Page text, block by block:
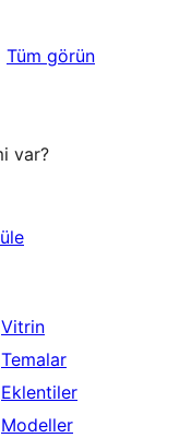
Tüm değerlendirmeleri
görün
var?
Vitrin
Temalar
Eklentiler
Modeller